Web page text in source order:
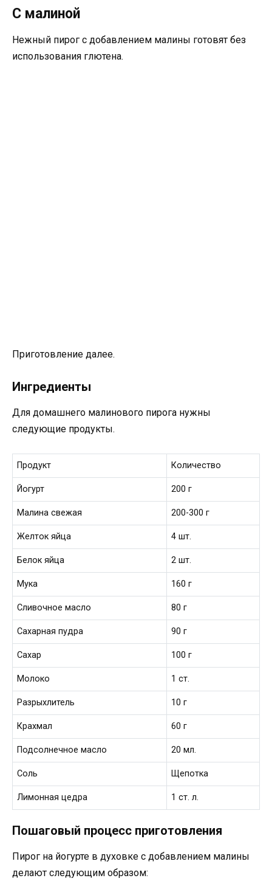
С малиной
Нежный пирог с добавлением малины готовят без
использования глютена.
Приготовление далее.
Ингредиенты
Для домашнего малинового пирога нужны
следующие продукты.
Продукт Количество
Йогурт 200 г
Малина свежая 200-300 г
Желток яйца 4 шт.
Белок яйца 2 шт.
Мука 160 г
Сливочное масло 80 г
Сахарная пудра 90 г
Сахар 100 г
Молоко 1 ст.
Разрыхлитель 10 г
Крахмал 60 г
Подсолнечное масло 20 мл.
Соль Щепотка
Лимонная цедра 1 ст. л.
Пошаговый процесс приготовления
Пирог на йогурте в духовке с добавлением малины
делают следующим образом: